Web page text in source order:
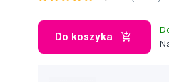
Do koszyka